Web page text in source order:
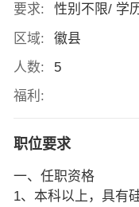
要求:
性别不限/ 学
区域:
徽县
人数:
5
福利:
职位要求
一、任职资格
1、本科以上，具有